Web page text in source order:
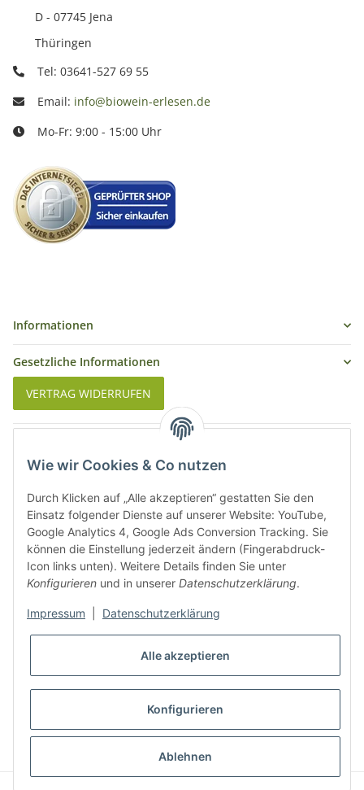
Wie wir Cookies & Co nutzen
Durch Klicken auf „Alle akzeptieren“ gestatten Sie den
Einsatz folgender Dienste auf unserer Website: YouTube,
Google Analytics 4, Google Ads Conversion Tracking. Sie
können die Einstellung jederzeit ändern (Fingerabdruck-
Icon links unten). Weitere Details finden Sie unter
Konfigurieren und in unserer Datenschutzerklärung.
Impressum Datenschutzerklärung
Alle akzeptieren
Konfigurieren
Ablehnen
D - 07745 Jena
Thüringen
Tel: 03641-527 69 55
Email: info@biowein-erlesen.de
Mo-Fr: 9:00 - 15:00 Uhr
Informationen
Gesetzliche Informationen
VERTRAG WIDERRUFEN
Weinbauregionen und Weinbaugebiete in Österreich
Weiße Rebsorten
Rote Rebsorten
* Alle Preise inkl. gesetzlicher USt., zzgl.Versand